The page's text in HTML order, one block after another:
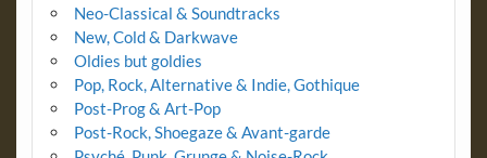
Neo-Classical & Soundtracks
New, Cold & Darkwave
Oldies but goldies
Pop, Rock, Alternative & Indie, Gothique
Post-Prog & Art-Pop
Post-Rock, Shoegaze & Avant-garde